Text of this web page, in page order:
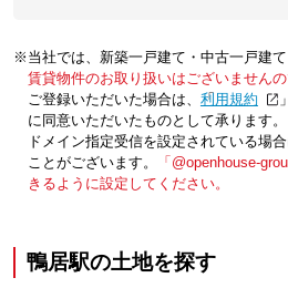
※当社では、新築一戸建て・中古一戸建て
賃貸物件のお取り扱いはございませんの
ご登録いただいた場合は、「利用規約
に同意いただいたものとして承ります。
ドメイン指定受信を設定されている場
ことがございます。
「@openhouse-
きるように設定してください。
鴨居駅の土地を探す